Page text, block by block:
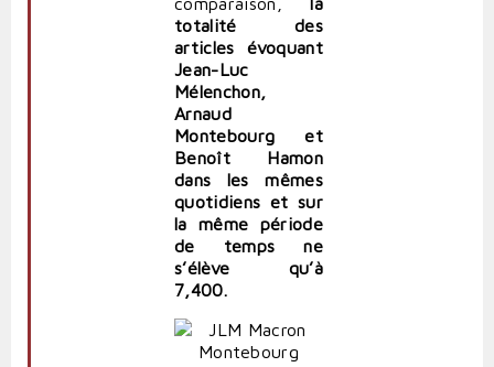
totalité des
articles évoquant
Jean-Luc
Mélenchon,
Arnaud
Montebourg et
Benoît Hamon
dans les mêmes
quotidiens et sur
la même période
de temps ne
s’élève qu’à
7,400.